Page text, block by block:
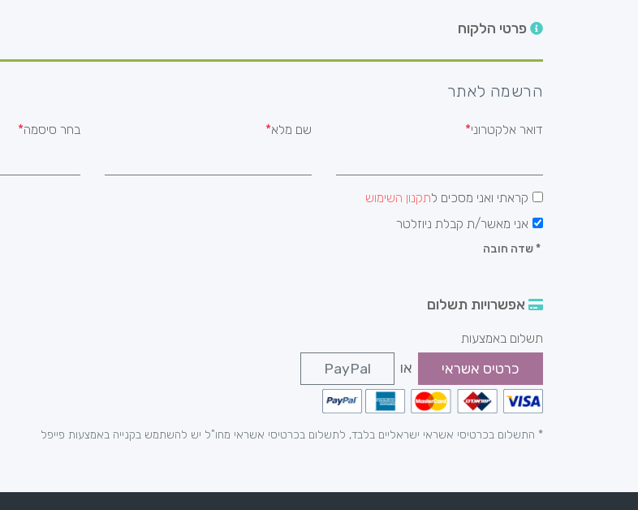
פרטי הלקוח
הרשמה לאתר
דואר אלקטרוני שם מלא בחר סיסמה
קראתי ואני מסכים לתקנון השימוש
אני מאשר/ת קבלת ניוזלטר
*שדה חובה
אפשרויות תשלום
תשלום באמצעות
כרטיס אשראי או PayPal
* התשלום בכרטיסי אשראי ישראליים בלבד, לתשלום בכרטיסי אשראי מחו"ל יש להשתמש בקנייה באמצעות פייפל